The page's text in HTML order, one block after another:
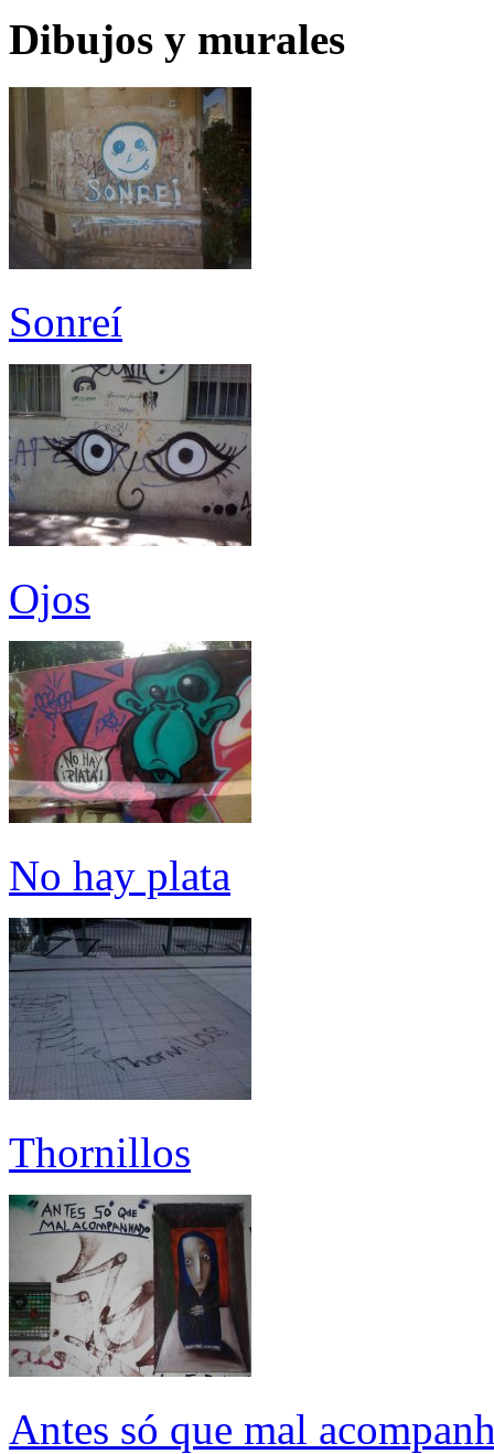
Dibujos y murales
Sonreí
Ojos
No hay plata
Thornillos
Antes só que mal